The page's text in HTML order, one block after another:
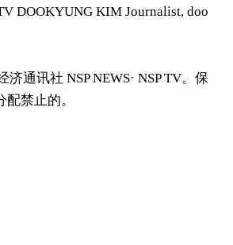
DOOKYUNG KIM Journalist, doo
通讯社 NSP NEWS· NSP TV。保
禁止的。